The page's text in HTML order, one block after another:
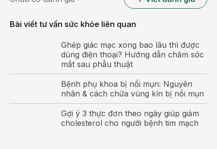
Các biểu hiện tràn dịch màng phổi không rõ ràng, tạo
bất lợi cho việc phát hiện và điều trị
Bài viết tư vấn sức khỏe liên quan
Ghép giác mạc xong bao lâu thì được
dùng điện thoại? Hướng dẫn chăm sóc
mắt sau phẫu thuật
Bệnh phụ khoa bị nổi mụn: Nguyên
nhân & cách chữa vùng kín bị nổi mụn
Gợi ý 3 thực đơn theo ngày giúp giảm
cholesterol cho người bệnh tim mạch